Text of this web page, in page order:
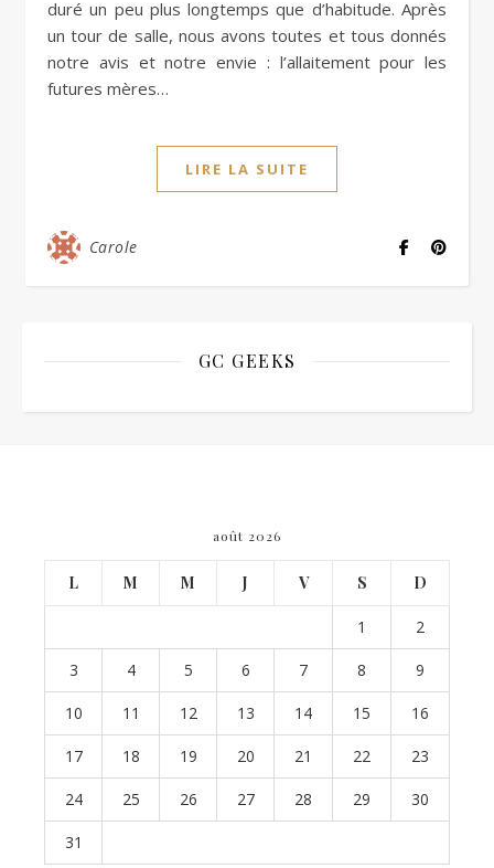
duré un peu plus longtemps que d’habitude. Après
un tour de salle, nous avons toutes et tous donnés
notre avis et notre envie : l’allaitement pour les
futures mères…
LIRE LA SUITE
Carole
GC GEEKS
août 2026
L M M J V S D
1 2
3 4 5 6 7 8 9
10 11 12 13 14 15 16
17 18 19 20 21 22 23
24 25 26 27 28 29 30
31